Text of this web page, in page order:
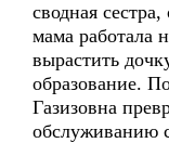
сводная
мама работала
вырастить
образование.
Газизовна
обслуживанию